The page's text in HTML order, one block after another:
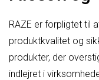
RAZE er forpligtet til
produktkvalitet og
produkter, der
indlejret i